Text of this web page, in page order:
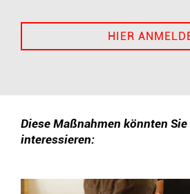
HIER
Diese Maßnahmen könnten
interessieren: